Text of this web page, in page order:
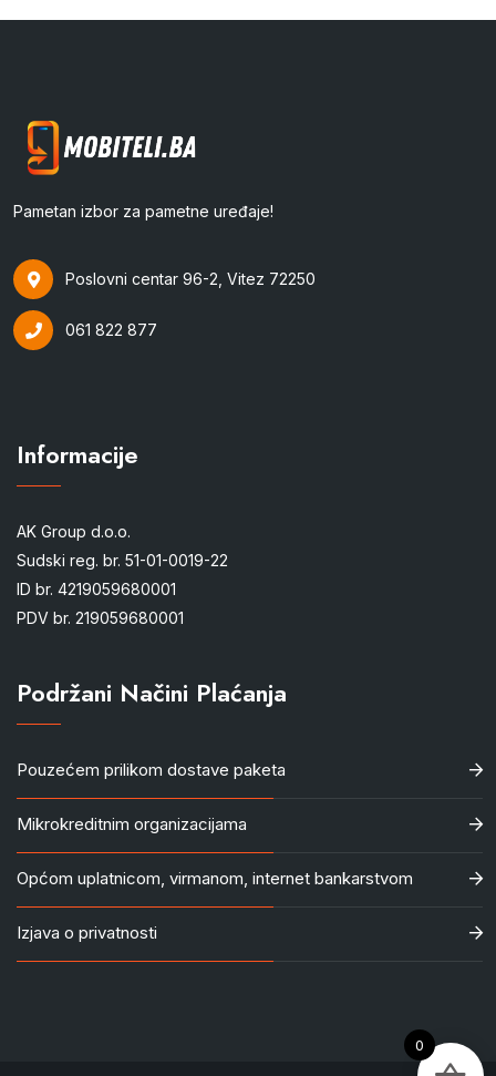
Pametan izbor za pametne uređaje!
Poslovni centar 96-2, Vitez 72250
061 822 877
Informacije
AK Group d.o.o.
Sudski reg. br. 51-01-0019-22
ID br. 4219059680001
PDV br. 219059680001
Podržani Načini Plaćanja
Pouzećem prilikom dostave paketa
Mikrokreditnim organizacijama
Općom uplatnicom, virmanom, internet bankarstvom
Izjava o privatnosti
0